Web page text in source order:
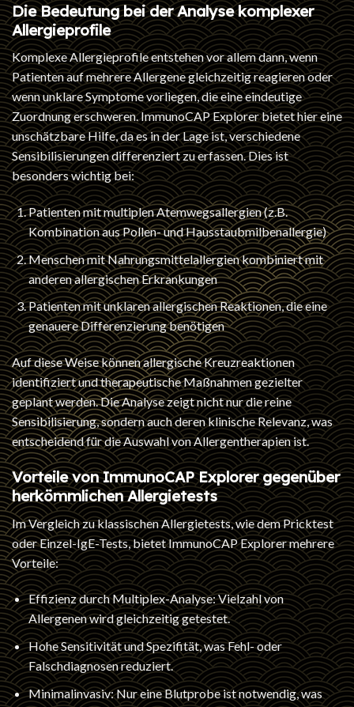
Die Bedeutung bei der Analyse komplexer
Allergieprofile
Komplexe Allergieprofile entstehen vor allem dann, wenn
Patienten auf mehrere Allergene gleichzeitig reagieren oder
wenn unklare Symptome vorliegen, die eine eindeutige
Zuordnung erschweren. ImmunoCAP Explorer bietet hier eine
unschätzbare Hilfe, da es in der Lage ist, verschiedene
Sensibilisierungen differenziert zu erfassen. Dies ist
besonders wichtig bei:
Patienten mit multiplen Atemwegsallergien (z.B.
Kombination aus Pollen- und Hausstaubmilbenallergie)
Menschen mit Nahrungsmittelallergien kombiniert mit
anderen allergischen Erkrankungen
Patienten mit unklaren allergischen Reaktionen, die eine
genauere Differenzierung benötigen
Auf diese Weise können allergische Kreuzreaktionen
identifiziert und therapeutische Maßnahmen gezielter
geplant werden. Die Analyse zeigt nicht nur die reine
Sensibilisierung, sondern auch deren klinische Relevanz, was
entscheidend für die Auswahl von Allergentherapien ist.
Vorteile von ImmunoCAP Explorer gegenüber
herkömmlichen Allergietests
Im Vergleich zu klassischen Allergietests, wie dem Pricktest
oder Einzel-IgE-Tests, bietet ImmunoCAP Explorer mehrere
Vorteile:
Effizienz durch Multiplex-Analyse: Vielzahl von
Allergenen wird gleichzeitig getestet.
Hohe Sensitivität und Spezifität, was Fehl- oder
Falschdiagnosen reduziert.
Minimalinvasiv: Nur eine Blutprobe ist notwendig, was